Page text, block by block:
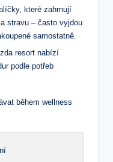
které zahrnují
stravu – často vyjdou
samostatně.
resort nabízí
podle potřeb
během wellness